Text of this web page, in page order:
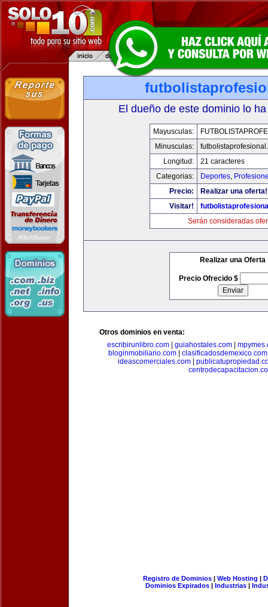
El dueño de este dominio lo
Mayusculas:
Minusculas:
Longitud:
21 caracteres
Categorias:
Deportes,
Precio:
Realizar una oferta!
Visitar!
Serán consideradas
Realizar una Oferta
Precio Ofrecido $
Otros dominios en venta:
escribirunlibro.com| guiahostales.com|
bloginmobiliario.com| clasificadosdemexico.com
ideascomerciales.com|
Registro de Dominios| Web Hosting |
Dominios Expirados | Industrias |